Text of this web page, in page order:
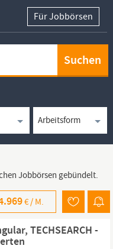
Für Jobbörsen
Jobbörsen gebündelt.
€ / M.
TECHSEARCH -